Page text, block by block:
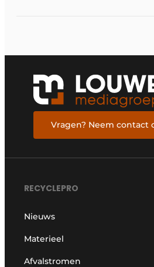
Vragen? Neem contact
RECYCLEPRO
Nieuws
Materieel
Afvalstromen